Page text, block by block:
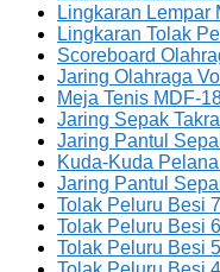
Lingkaran Lempar
Lingkaran Tolak
Scoreboard
Jaring Olahraga
Meja Tenis MDF-
Jaring Sepak
Jaring Pantul
Kuda-Kuda
Jaring Pantul
Tolak Peluru Besi
Tolak Peluru Besi
Tolak Peluru Besi